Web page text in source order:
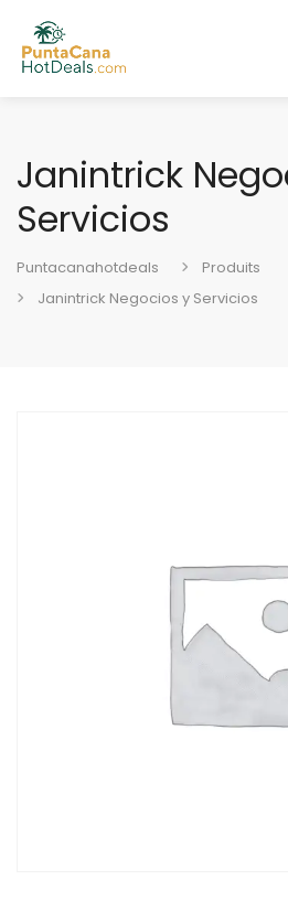
Janintrick
Servicios
Puntacanahotdeals
Produits
Janintrick Negocios y Servicios